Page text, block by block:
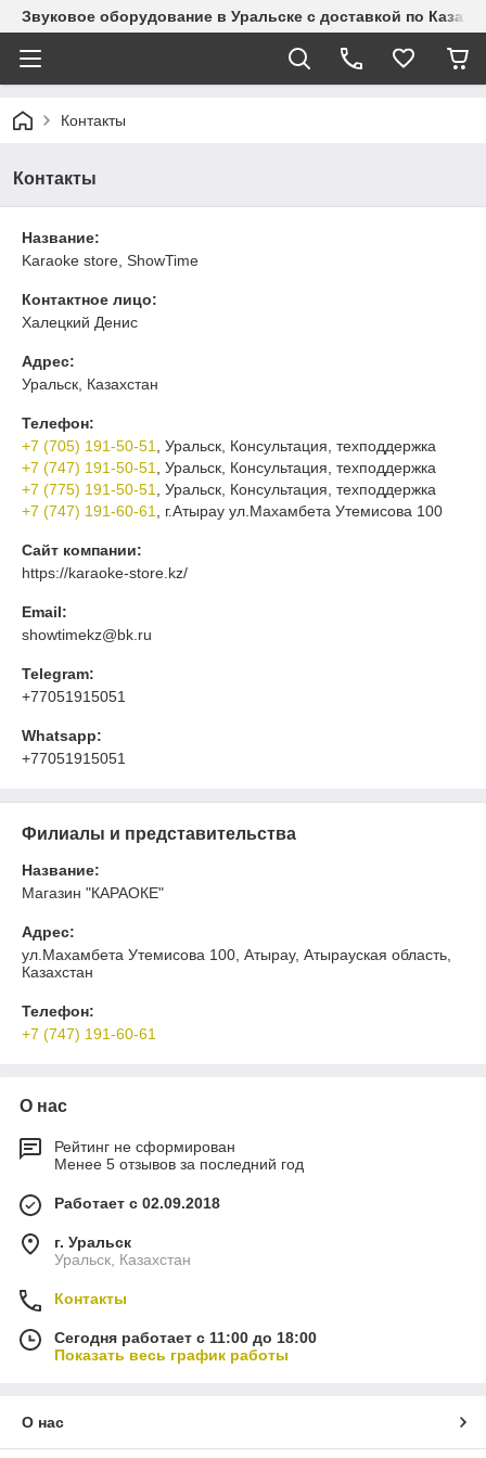
Звуковое оборудование в Уральске с доставкой по
Контакты
Контакты
Название:
Karaoke store, ShowTime
Контактное лицо:
Халецкий Денис
Адрес:
Уральск, Казахстан
Телефон:
+7 (705) 191-50-51
, Уральск, Консультация, техподдержка
+7 (747) 191-50-51
, Уральск, Консультация, техподдержка
+7 (775) 191-50-51
, Уральск, Консультация, техподдержка
+7 (747) 191-60-61
, г.Атырау ул.Махамбета Утемисова 100
Сайт компании:
https://karaoke-store.kz/
Email:
showtimekz@bk.ru
Telegram:
+77051915051
Whatsapp:
+77051915051
Филиалы и представительства
Название:
Магазин "КАРАОКЕ"
Адрес:
ул.Махамбета Утемисова 100, Атырау, Атырауская область,
Казахстан
Телефон:
+7 (747) 191-60-61
О нас
Рейтинг не сформирован
Менее 5 отзывов за последний год
Работает с 02.09.2018
г. Уральск
Уральск, Казахстан
Контакты
Сегодня работает с 11:00 до 18:00
Показать весь график работы
О нас